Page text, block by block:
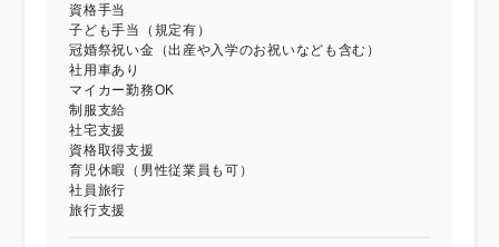
資格手当
子ども手当（規定有）
冠婚祭祝い金（出産や入学のお祝いなども含む）
社用車あり
マイカー勤務OK
制服支給
社宅支援
資格取得支援
育児休暇（男性従業員も可）
社員旅行
旅行支援